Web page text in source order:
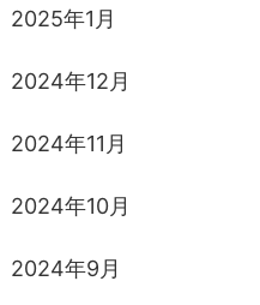
2025年1月
2024年12月
2024年11月
2024年10月
2024年9月